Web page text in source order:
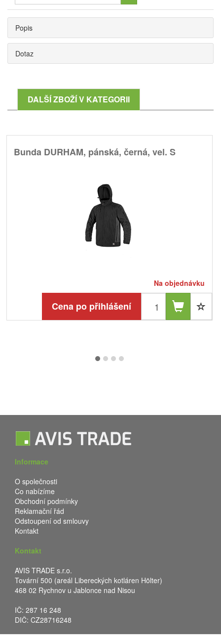
Popis
Dotaz
DALŠÍ ZBOŽÍ V KATEGORII
Bunda DURHAM, pánská, černá, vel. S
Na objednávku
Cena po přihlášení
Informace
O společnosti
Co nabízíme
Obchodní podmínky
Reklamační řád
Odstoupení od smlouvy
Kontakt
Kontakt
AVIS TRADE s.r.o.
Tovární 500 (areál Libereckých kotláren Hölter)
468 02 Rychnov u Jablonce nad Nisou
IČ: 287 16 248
DIČ: CZ28716248